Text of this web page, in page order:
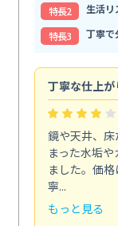
特⻑2
生活リ
特⻑3
丁寧で
丁寧な仕上が
鏡や天井、
まった水垢
ました。価
寧...
もっと見る